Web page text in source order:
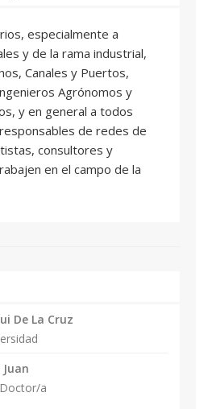
especialmente a
y de la rama industrial,
Canales y Puertos,
Agrónomos y
y en general a todos
de redes de
consultores y
en el campo de la
De La Cruz
a